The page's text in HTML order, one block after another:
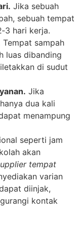
Jika sebuah
sebuah tempat
hari kerja.
Tempat sampah
luas dibanding
di sudut
Jika
dua kali
menampung
seperti jam
akan
tempat
varian
diinjak,
kontak